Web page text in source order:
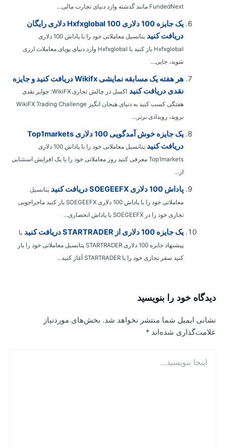
FundedNext مانند گذشته وارد دنیای تجارت مالی...
یک جایزه 100 دلاری Hxfxglobal 100 دلاری رایگان
دریافت کنید
پتانسیل معاملاتی خود را با پاداش 100 دلاری
Hxfxglobal باز کنید با Hxfxglobal وارد دنیای پویای معاملات ارزی
شوید، جایی...
هر هفته یک مسابقه نمایشی Wikifx دریافت کنید و جایزه
نقدی دریافت کنید
اکسل در چالش تجاری WikiFX: جوایز نقدی
هفتگی کسب کنید به دنیای هیجان انگیز WikiFX Trading Challenge
بروید، رویدادی برتر...
یک جایزه خوش آمدگویی 100 دلاری Top1markets
دریافت کنید
پتانسیل معاملاتی خود را با پاداش 100 دلاری
Top1markets معرفی کنید روز معاملاتی خود را با یک افزایش استثنایی
پاداش 100 دلاری SOEGEEFX دریافت کنید
پتانسیل
معاملاتی خود را با پاداش 100 دلاری SOEGEEFX باز کنید ماجراجویی
تجاری خود را در SOEGEEFX با پاداش انحصاری...
یک جایزه 100 دلاری از STARTRADER دریافت کنید
با
پیشنهاد جایزه 100 دلاری STARTRADER پتانسیل معاملاتی خود را باز
کنید سفر تجاری خود را با STARTRADER آغاز کنید...
خود را بنویسید
ایمیل شما منتشر نخواهد شد. بخش‌های موردنیاز
شده‌اند*